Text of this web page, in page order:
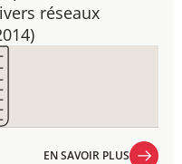
réseaux
EN SAVOIR PLUS